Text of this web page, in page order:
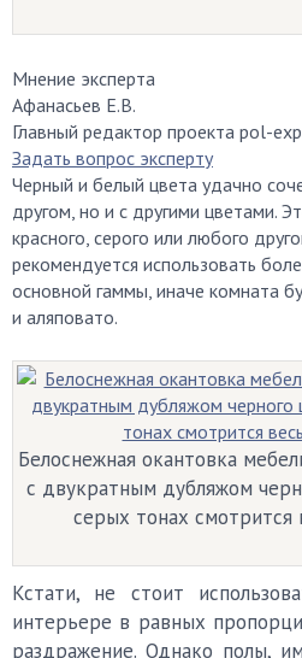
Мнение эксперта
Афанасьев Е.В.
Главный редактор проекта pol-
Задать вопрос эксперту
Черный и белый цвета удачно
другом, но и с другими цветами.
красного, серого или любого
рекомендуется использовать
основной гаммы, иначе комната
и аляповато.
Белоснежная окантовка
с двукратным дубляжом
серых тонах смотрится
Кстати, не стоит
интерьере в равных
раздражение. Однако полы,